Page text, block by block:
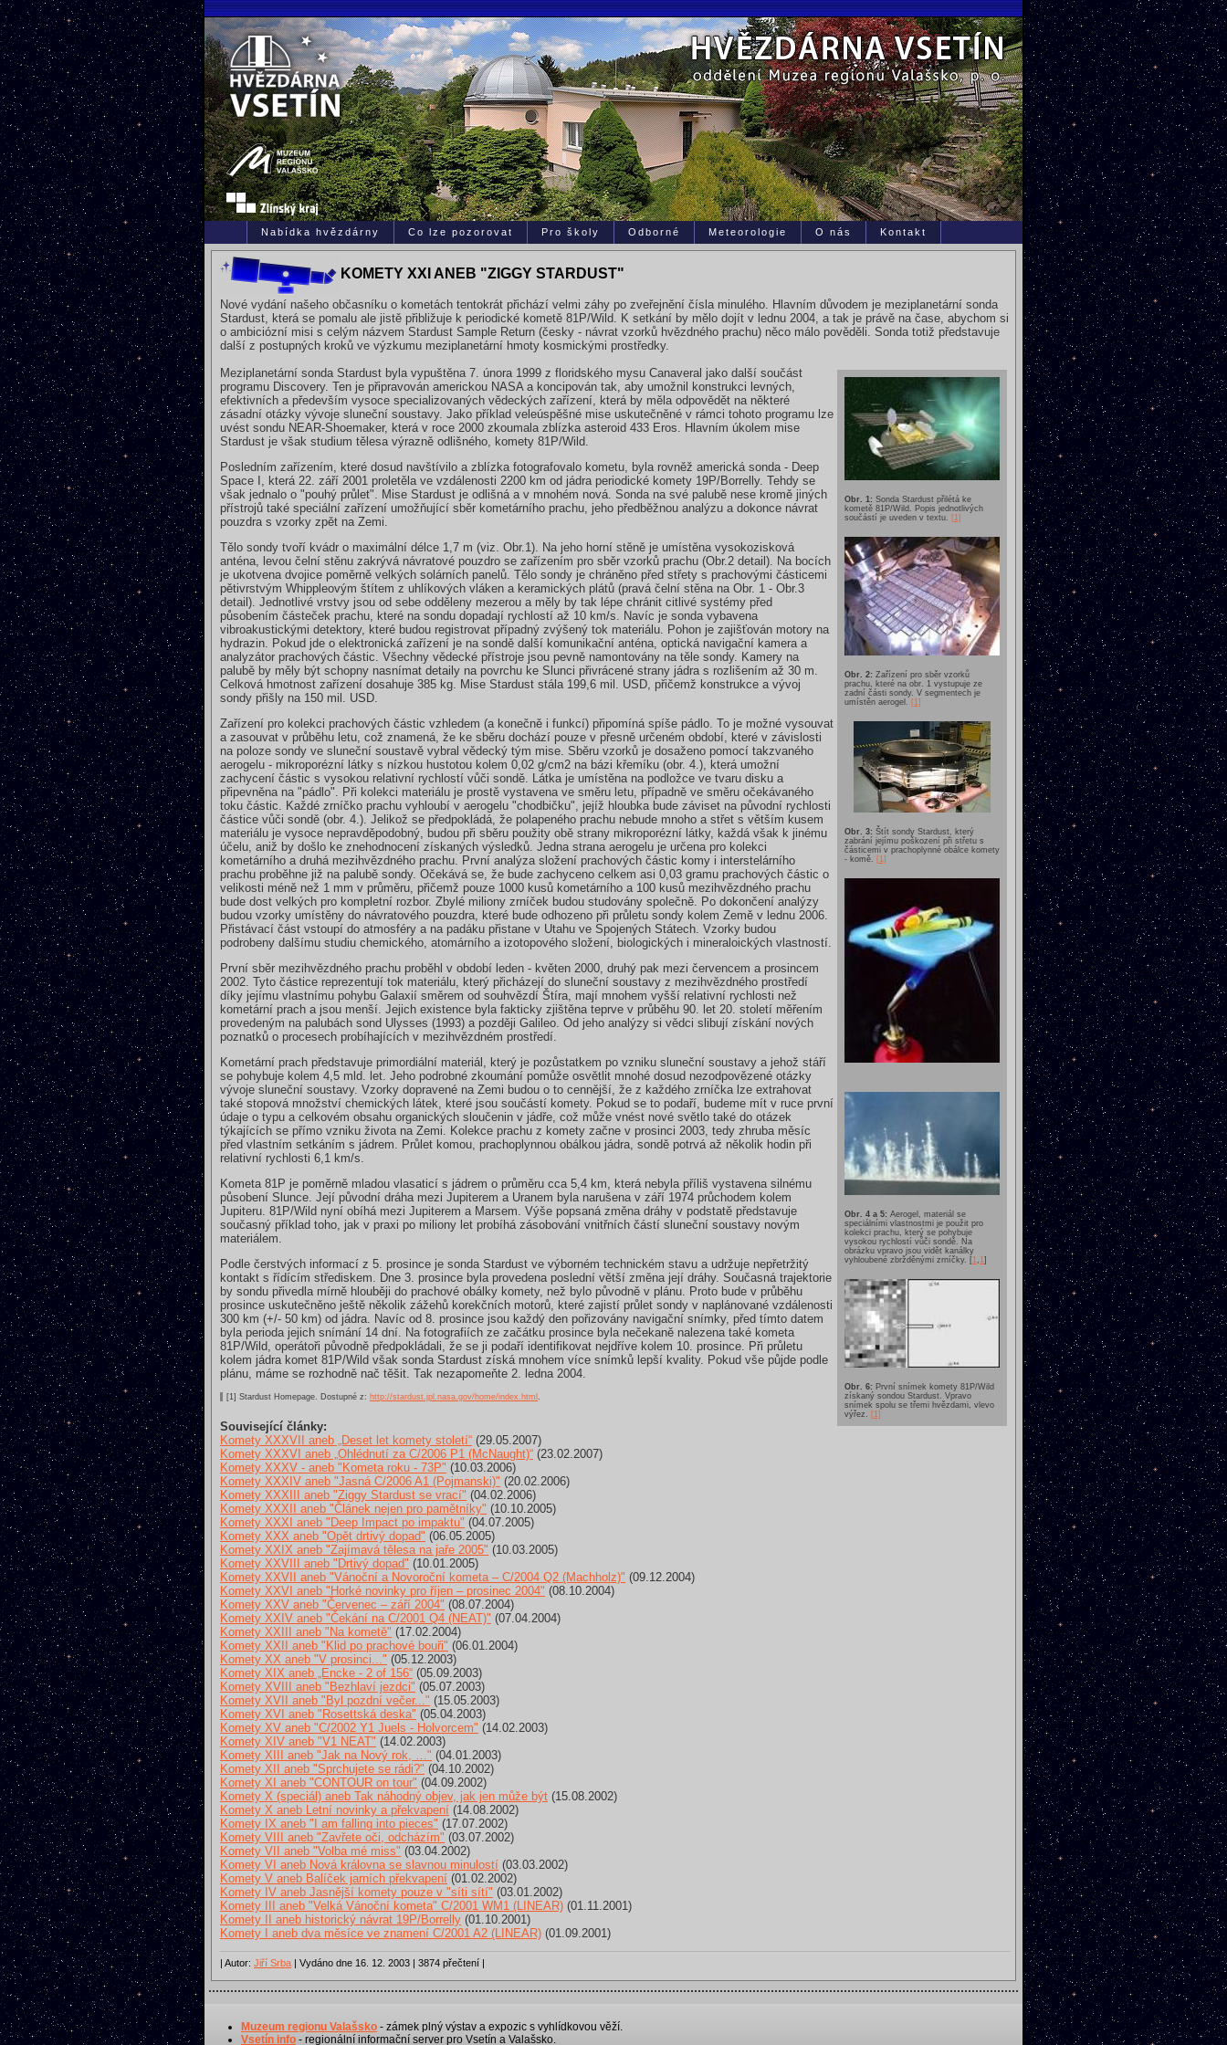
Nabídka hvězdárny Co lze pozorovat Pro školy Odborné Meteorologie O nás Kontakt
KOMETY XXI ANEB "ZIGGY STARDUST"
Nové vydání našeho občasníku o kometách tentokrát přichází velmi záhy po zveřejnění čísla minulého. Hlavním důvodem je meziplanetární sonda
Stardust, která se pomalu ale jistě přibližuje k periodické kometě 81P/Wild. K setkání by mělo dojít v lednu 2004, a tak je právě na čase, abychom si
o ambiciózní misi s celým názvem Stardust Sample Return (česky - návrat vzorků hvězdného prachu) něco málo pověděli. Sonda totiž představuje
další z postupných kroků ve výzkumu meziplanetární hmoty kosmickými prostředky.
Obr. 1: Sonda Stardust přilétá ke
kometě 81P/Wild. Popis jednotlivých
součástí je uveden v textu. [1]
Obr. 2: Zařízení pro sběr vzorků
prachu, které na obr. 1 vystupuje ze
zadní části sondy. V segmentech je
umístěn aerogel. [1]
Obr. 3: Štít sondy Stardust, který
zabrání jejímu poškození při střetu s
částicemi v prachoplynné obálce komety
- komě. [1]
Obr. 4 a 5: Aerogel, materiál se
speciálními vlastnostmi je použit pro
kolekci prachu, který se pohybuje
vysokou rychlostí vůči sondě. Na
obrázku vpravo jsou vidět kanálky
vyhloubené zbržděnými zrníčky. [1 1 ]
Obr. 6: První snímek komety 81P/Wild
získaný sondou Stardust. Vpravo
snímek spolu se třemi hvězdami, vlevo
výřez. [1]
Meziplanetární sonda Stardust byla vypuštěna 7. února 1999 z floridského mysu Canaveral jako další součást
programu Discovery. Ten je připravován americkou NASA a koncipován tak, aby umožnil konstrukci levných,
efektivních a především vysoce specializovaných vědeckých zařízení, která by měla odpovědět na některé
zásadní otázky vývoje sluneční soustavy. Jako příklad veleúspěšné mise uskutečněné v rámci tohoto programu lze
uvést sondu NEAR-Shoemaker, která v roce 2000 zkoumala zblízka asteroid 433 Eros. Hlavním úkolem mise
Stardust je však studium tělesa výrazně odlišného, komety 81P/Wild.
Posledním zařízením, které dosud navštívilo a zblízka fotografovalo kometu, byla rovněž americká sonda - Deep
Space I, která 22. září 2001 proletěla ve vzdálenosti 2200 km od jádra periodické komety 19P/Borrelly. Tehdy se
však jednalo o "pouhý průlet". Mise Stardust je odlišná a v mnohém nová. Sonda na své palubě nese kromě jiných
přístrojů také speciální zařízení umožňující sběr kometárního prachu, jeho předběžnou analýzu a dokonce návrat
pouzdra s vzorky zpět na Zemi.
Tělo sondy tvoří kvádr o maximální délce 1,7 m (viz. Obr.1). Na jeho horní stěně je umístěna vysokozisková
anténa, levou čelní stěnu zakrývá návratové pouzdro se zařízením pro sběr vzorků prachu (Obr.2 detail). Na bocích
je ukotvena dvojice poměrně velkých solárních panelů. Tělo sondy je chráněno před střety s prachovými částicemi
pětivrstvým Whippleovým štítem z uhlíkových vláken a keramických plátů (pravá čelní stěna na Obr. 1 - Obr.3
detail). Jednotlivé vrstvy jsou od sebe odděleny mezerou a měly by tak lépe chránit citlivé systémy před
působením částeček prachu, které na sondu dopadají rychlostí až 10 km/s. Navíc je sonda vybavena
vibroakustickými detektory, které budou registrovat případný zvýšený tok materiálu. Pohon je zajišťován motory na
hydrazin. Pokud jde o elektronická zařízení je na sondě další komunikační anténa, optická navigační kamera a
analyzátor prachových částic. Všechny vědecké přístroje jsou pevně namontovány na těle sondy. Kamery na
palubě by měly být schopny nasnímat detaily na povrchu ke Slunci přivrácené strany jádra s rozlišením až 30 m.
Celková hmotnost zařízení dosahuje 385 kg. Mise Stardust stála 199,6 mil. USD, přičemž konstrukce a vývoj
sondy přišly na 150 mil. USD.
Zařízení pro kolekci prachových částic vzhledem (a konečně i funkcí) připomíná spíše pádlo. To je možné vysouvat
a zasouvat v průběhu letu, což znamená, že ke sběru dochází pouze v přesně určeném období, které v závislosti
na poloze sondy ve sluneční soustavě vybral vědecký tým mise. Sběru vzorků je dosaženo pomocí takzvaného
aerogelu - mikroporézní látky s nízkou hustotou kolem 0,02 g/cm2 na bázi křemíku (obr. 4.), která umožní
zachycení částic s vysokou relativní rychlostí vůči sondě. Látka je umístěna na podložce ve tvaru disku a
připevněna na "pádlo". Při kolekci materiálu je prostě vystavena ve směru letu, případně ve směru očekávaného
toku částic. Každé zrníčko prachu vyhloubí v aerogelu "chodbičku", jejíž hloubka bude záviset na původní rychlosti
částice vůči sondě (obr. 4.). Jelikož se předpokládá, že polapeného prachu nebude mnoho a střet s větším kusem
materiálu je vysoce nepravděpodobný, budou při sběru použity obě strany mikroporézní látky, každá však k jinému
účelu, aniž by došlo ke znehodnocení získaných výsledků. Jedna strana aerogelu je určena pro kolekci
kometárního a druhá mezihvězdného prachu. První analýza složení prachových částic komy i interstelárního
prachu proběhne již na palubě sondy. Očekává se, že bude zachyceno celkem asi 0,03 gramu prachových částic o
velikosti méně než 1 mm v průměru, přičemž pouze 1000 kusů kometárního a 100 kusů mezihvězdného prachu
bude dost velkých pro kompletní rozbor. Zbylé miliony zrníček budou studovány společně. Po dokončení analýzy
budou vzorky umístěny do návratového pouzdra, které bude odhozeno při průletu sondy kolem Země v lednu 2006.
Přistávací část vstoupí do atmosféry a na padáku přistane v Utahu ve Spojených Státech. Vzorky budou
podrobeny dalšímu studiu chemického, atomárního a izotopového složení, biologických i mineraloických vlastností.
První sběr mezihvězdného prachu proběhl v období leden - květen 2000, druhý pak mezi červencem a prosincem
2002. Tyto částice reprezentují tok materiálu, který přicházejí do sluneční soustavy z mezihvězdného prostředí
díky jejímu vlastnímu pohybu Galaxií směrem od souhvězdí Štíra, mají mnohem vyšší relativní rychlosti než
kometární prach a jsou menší. Jejich existence byla fakticky zjištěna teprve v průběhu 90. let 20. století měřením
provedeným na palubách sond Ulysses (1993) a později Galileo. Od jeho analýzy si vědci slibují získání nových
poznatků o procesech probíhajících v mezihvězdném prostředí.
Kometární prach představuje primordiální materiál, který je pozůstatkem po vzniku sluneční soustavy a jehož stáří
se pohybuje kolem 4,5 mld. let. Jeho podrobné zkoumání pomůže osvětlit mnohé dosud nezodpovězené otázky
vývoje sluneční soustavy. Vzorky dopravené na Zemi budou o to cennější, že z každého zrníčka lze extrahovat
také stopová množství chemických látek, které jsou součástí komety. Pokud se to podaří, budeme mít v ruce první
údaje o typu a celkovém obsahu organických sloučenin v jádře, což může vnést nové světlo také do otázek
týkajících se přímo vzniku života na Zemi. Kolekce prachu z komety začne v prosinci 2003, tedy zhruba měsíc
před vlastním setkáním s jádrem. Průlet komou, prachoplynnou obálkou jádra, sondě potrvá až několik hodin při
relativní rychlosti 6,1 km/s.
Kometa 81P je poměrně mladou vlasaticí s jádrem o průměru cca 5,4 km, která nebyla příliš vystavena silnému
působení Slunce. Její původní dráha mezi Jupiterem a Uranem byla narušena v září 1974 průchodem kolem
Jupiteru. 81P/Wild nyní obíhá mezi Jupiterem a Marsem. Výše popsaná změna dráhy v podstatě představuje
současný příklad toho, jak v praxi po miliony let probíhá zásobování vnitřních částí sluneční soustavy novým
materiálem.
Podle čerstvých informací z 5. prosince je sonda Stardust ve výborném technickém stavu a udržuje nepřetržitý
kontakt s řídícím střediskem. Dne 3. prosince byla provedena poslední větší změna její dráhy. Současná trajektorie
by sondu přivedla mírně hlouběji do prachové obálky komety, než bylo původně v plánu. Proto bude v průběhu
prosince uskutečněno ještě několik zážehů korekčních motorů, které zajistí průlet sondy v naplánované vzdálenosti
300 km (+/- 50 km) od jádra. Navíc od 8. prosince jsou každý den pořizovány navigační snímky, před tímto datem
byla perioda jejich snímání 14 dní. Na fotografiích ze začátku prosince byla nečekaně nalezena také kometa
81P/Wild, operátoři původně předpokládali, že se ji podaří identifikovat nejdříve kolem 10. prosince. Při průletu
kolem jádra komet 81P/Wild však sonda Stardust získá mnohem více snímků lepší kvality. Pokud vše půjde podle
plánu, máme se rozhodně nač těšit. Tak nezapomeňte 2. ledna 2004.
[1] Stardust Homepage. Dostupné z: http://stardust.jpl.nasa.gov/home/index.html
Související články:
Komety XXXVII aneb „Deset let komety století“ (29.05.2007)
Komety XXXVI aneb „Ohlédnutí za C/2006 P1 (McNaught)“ (23.02.2007)
Komety XXXV - aneb "Kometa roku - 73P" (10.03.2006)
Komety XXXIV aneb "Jasná C/2006 A1 (Pojmanski)" (20.02.2006)
Komety XXXIII aneb "Ziggy Stardust se vrací" (04.02.2006)
Komety XXXII aneb "Článek nejen pro pamětníky" (10.10.2005)
Komety XXXI aneb "Deep Impact po impaktu" (04.07.2005)
Komety XXX aneb "Opět drtivý dopad" (06.05.2005)
Komety XXIX aneb "Zajímavá tělesa na jaře 2005" (10.03.2005)
Komety XXVIII aneb "Drtivý dopad" (10.01.2005)
Komety XXVII aneb "Vánoční a Novoroční kometa – C/2004 Q2 (Machholz)" (09.12.2004)
Komety XXVI aneb "Horké novinky pro říjen – prosinec 2004" (08.10.2004)
Komety XXV aneb "Červenec – září 2004" (08.07.2004)
Komety XXIV aneb "Čekání na C/2001 Q4 (NEAT)" (07.04.2004)
Komety XXIII aneb "Na kometě" (17.02.2004)
Komety XXII aneb "Klid po prachové bouři" (06.01.2004)
Komety XX aneb "V prosinci..." (05.12.2003)
Komety XIX aneb „Encke - 2 of 156“ (05.09.2003)
Komety XVIII aneb "Bezhlaví jezdci" (05.07.2003)
Komety XVII aneb "Byl pozdní večer..." (15.05.2003)
Komety XVI aneb "Rosettská deska" (05.04.2003)
Komety XV aneb "C/2002 Y1 Juels - Holvorcem" (14.02.2003)
Komety XIV aneb "V1 NEAT" (14.02.2003)
Komety XIII aneb "Jak na Nový rok, …" (04.01.2003)
Komety XII aneb "Sprchujete se rádi?" (04.10.2002)
Komety XI aneb "CONTOUR on tour" (04.09.2002)
Komety X (speciál) aneb Tak náhodný objev, jak jen může být (15.08.2002)
Komety X aneb Letní novinky a překvapení (14.08.2002)
Komety IX aneb "I am falling into pieces" (17.07.2002)
Komety VIII aneb "Zavřete oči, odcházím" (03.07.2002)
Komety VII aneb "Volba mé miss" (03.04.2002)
Komety VI aneb Nová královna se slavnou minulostí (03.03.2002)
Komety V aneb Balíček jarních překvapení (01.02.2002)
Komety IV aneb Jasnější komety pouze v "síti sítí" (03.01.2002)
Komety III aneb "Velká Vánoční kometa" C/2001 WM1 (LINEAR) (01.11.2001)
Komety II aneb historický návrat 19P/Borrelly (01.10.2001)
Komety I aneb dva měsíce ve znamení C/2001 A2 (LINEAR) (01.09.2001)
| Autor: Jiří Srba | Vydáno dne 16. 12. 2003 | 3874 přečtení |
Muzeum regionu Valašsko - zámek plný výstav a expozic s vyhlídkovou věží.
Vsetín info - regionální informační server pro Vsetín a Valašsko.